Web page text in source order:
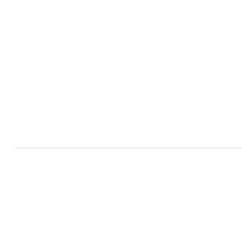
والسحب. يمكن أن
والإزعاج بالنسبة للمتداولين
لسحب الأرباح، وادعاءات
بالسحب، مما يمكن أن